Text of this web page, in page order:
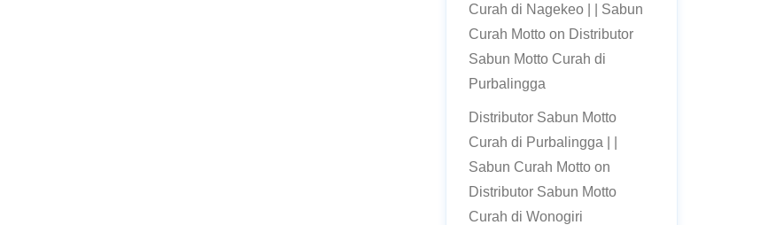
Curah di Nagekeo | | Sabun
Curah Mottoon Distributor
Sabun Motto Curah di
Purbalingga
Distributor Sabun Motto
Curah di Purbalingga | |
Sabun Curah Mottoon
Distributor Sabun Motto
Curah di Wonogiri